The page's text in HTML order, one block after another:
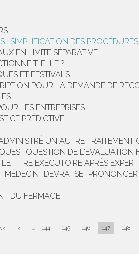
: SIMPLIFICATION DES PROCÉDURES
EN LIMITE SÉPARATIVE
T-ELLE ?
ET FESTIVALS
POUR LA DEMANDE DE
LES ENTREPRISES
PRÉDICTIVE !
UN AUTRE
: QUESTION DE L'ÉVALUATION
TITRE EXÉCUTOIRE APRÈS
DEVRA SE PRONONCER
DU FERMAGE
<< < ... 144 145 146 147 148